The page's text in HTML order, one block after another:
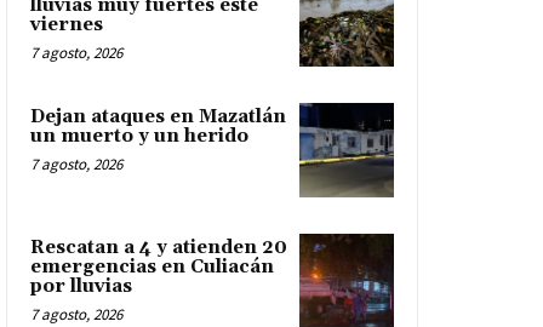
lluvias muy fuertes este
viernes
7 agosto, 2026
Dejan ataques en Mazatlán
un muerto y un herido
7 agosto, 2026
Rescatan a 4 y atienden 20
emergencias en Culiacán
por lluvias
7 agosto, 2026